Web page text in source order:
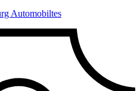
Automobiltes